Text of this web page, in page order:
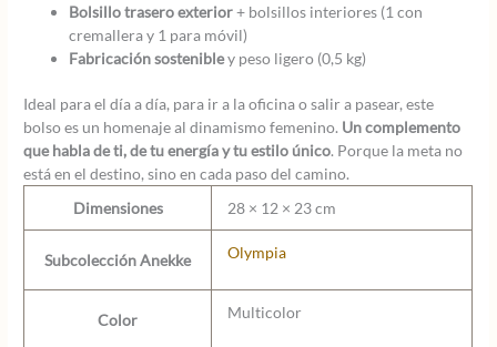
Bolsillo trasero exterior+ bolsillos interiores (1 con
cremallera y 1 para móvil)
Fabricación sostenibley peso ligero (0,5 kg)
Ideal para el día a día, para ir a la oficina o salir a pasear, este
bolso es un homenaje al dinamismo femenino. Un complemento
que habla de ti, de tu energía y tu estilo único. Porque la meta no
está en el destino, sino en cada paso del camino.
Dimensiones
28 × 12 × 23 cm
Subcolección Anekke Olympia
Color Multicolor